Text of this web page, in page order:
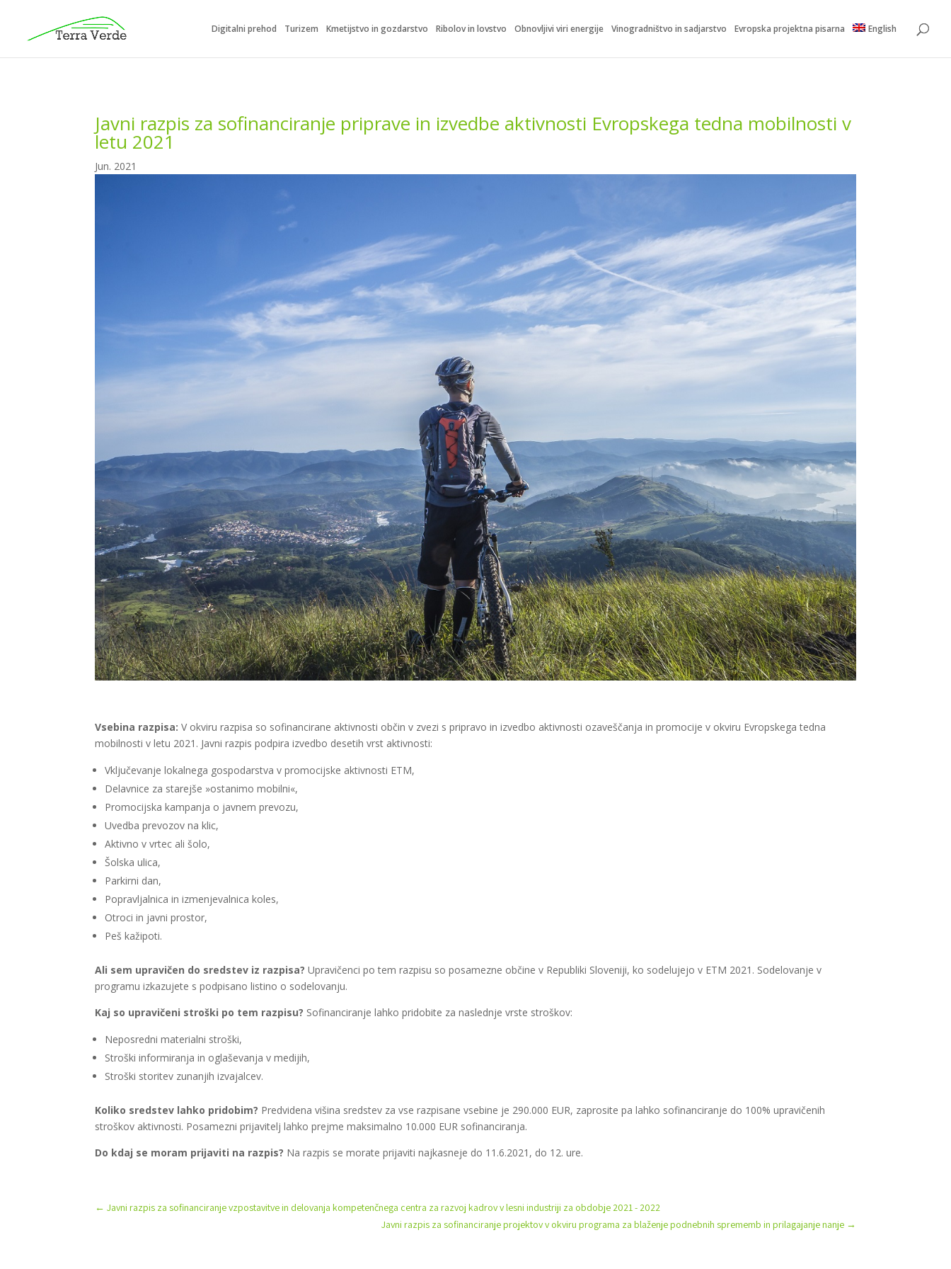
Digitalni prehod Turizem Kmetijstvo in gozdarstvo Ribolov in lovstvo Obnovljivi viri energije Vinogradništvo in sadjarstvo Evropska projektna pisarna English
Javni razpis za sofinanciranje priprave in izvedbe aktivnosti Evropskega tedna mobilnosti v
letu 2021
Jun. 2021
Vsebina razpisa: V okviru razpisa so sofinancirane aktivnosti občin v zvezi s pripravo in izvedbo aktivnosti ozaveščanja in promocije v okviru Evropskega tedna
mobilnosti v letu 2021. Javni razpis podpira izvedbo desetih vrst aktivnosti:
Vključevanje lokalnega gospodarstva v promocijske aktivnosti ETM,
Delavnice za starejše »ostanimo mobilni«,
Promocijska kampanja o javnem prevozu,
Uvedba prevozov na klic,
Aktivno v vrtec ali šolo,
Šolska ulica,
Parkirni dan,
Popravljalnica in izmenjevalnica koles,
Otroci in javni prostor,
Peš kažipoti.
Ali sem upravičen do sredstev iz razpisa? Upravičenci po tem razpisu so posamezne občine v Republiki Sloveniji, ko sodelujejo v ETM 2021. Sodelovanje v
programu izkazujete s podpisano listino o sodelovanju.
Kaj so upravičeni stroški po tem razpisu? Sofinanciranje lahko pridobite za naslednje vrste stroškov:
Neposredni materialni stroški,
Stroški informiranja in oglaševanja v medijih,
Stroški storitev zunanjih izvajalcev.
Koliko sredstev lahko pridobim? Predvidena višina sredstev za vse razpisane vsebine je 290.000 EUR, zaprosite pa lahko sofinanciranje do 100% upravičenih
stroškov aktivnosti. Posamezni prijavitelj lahko prejme maksimalno 10.000 EUR sofinanciranja.
Do kdaj se moram prijaviti na razpis? Na razpis se morate prijaviti najkasneje do 11.6.2021, do 12. ure.
←Javni razpis za sofinanciranje vzpostavitve in delovanja kompetenčnega centra za razvoj kadrov v lesni industriji za obdobje 2021 - 2022
Javni razpis za sofinanciranje projektov v okviru programa za blaženje podnebnih sprememb in prilagajanje nanje→